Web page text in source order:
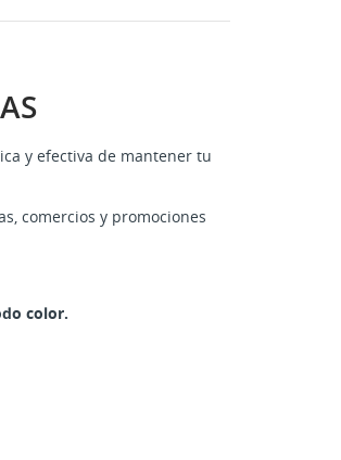
y efectiva de mantener tu
comercios y promociones
color.